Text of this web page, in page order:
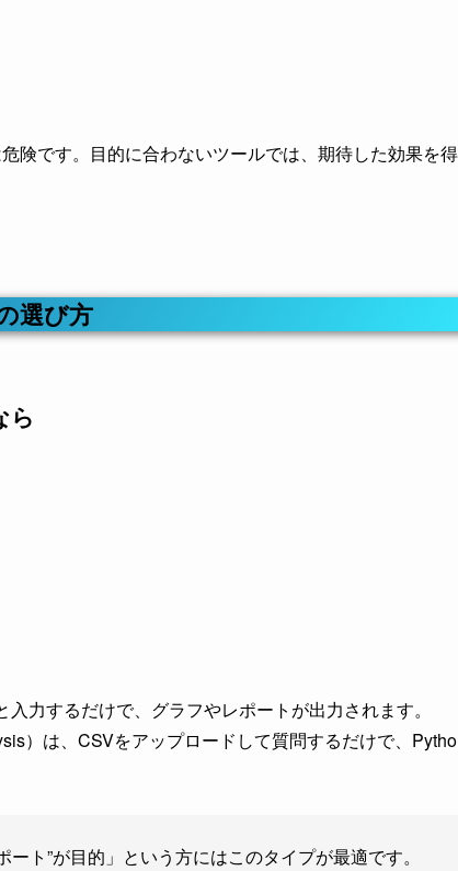
険です。目的に合わないツールでは、期待した効果を
選び方
ら
力するだけで、グラフやレポートが出力されます。
）は、CSVをアップロードして質問するだけで、
ート”が目的」という方にはこのタイプが最適です。